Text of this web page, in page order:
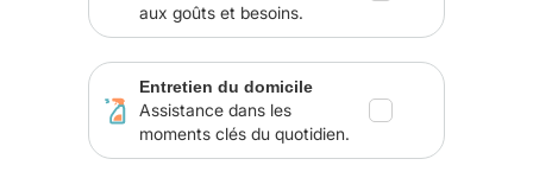
aux goûts et besoins.
Entretien du domicile
Assistance dans les
moments clés du quotidien.